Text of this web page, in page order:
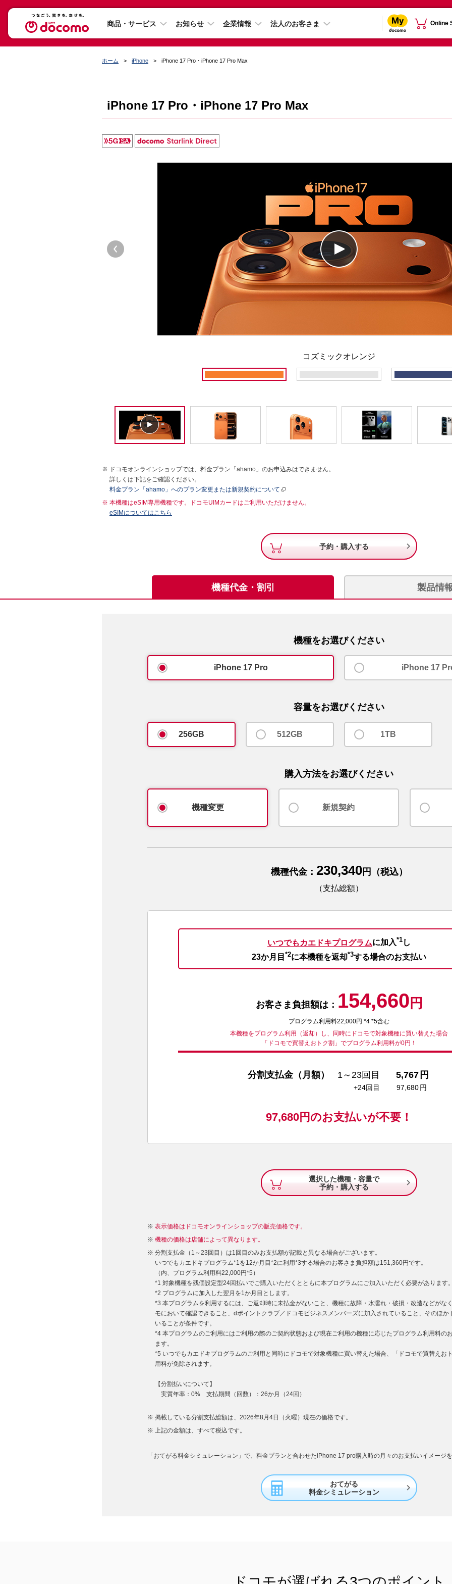
商品・サービス お知らせ 企業情報 法人のお客さま Online
ホーム iPhone iPhone 17 Pro・iPhone 17 Pro Max
iPhone 17 Pro・iPhone 17 Pro Max
コズミックオレンジ
ドコモオンラインショップでは、料金プラン「ahamo」のお申込みはできません。
詳しくは下記をご確認ください。
料金プラン「ahamo」へのプラン変更または新規契約について
本機種はeSIM専用機種です。ドコモUIMカードはご利用いただけません。
eSIMについてはこちら
予約・購入する 
機種代金・割引 製品情
機種をお選びください
iPhone 17 Pro iPhone 17
容量をお選びください
256GB 512GB 1TB
購入方法をお選びください
機種変更 新規契約
機種代金： 230,340円（税込）
（支払総額）
いつでもカエドキプログラムに加入*1 し
23か月目 *2に本機種を返却*3する場合のお支払い
お客さま負担額は： 154,660 円
プログラム利用料22,000円 *4 *5含む
本機種をプログラム利用（返却）し、同時にドコモで対象機種に買い替えた場合
「ドコモで買替えおトク割」でプログラム利用料が0円！
分割支払金（月額） 1～23回目 5,767 円
+24回目 97,680 円
97,680円のお支払いが不要！
選択した機種・容量で
予約・購入する

表示価格はドコモオンラインショップの販売価格です。
機種の価格は店舗によって異なります。
分割支払金（1～23回目）は1回目のみお支払額が記載と異なる場合がございます。
いつでもカエドキプログラム*1を12か月目*2に利用*3する場合のお客さま負担額は151,360円です。
（内、プログラム利用料22,000円*5）
*1 対象機種を残価設定型24回払いでご購入いただくとともに本プログラムにご加入いただく必要があります。
*2 プログラムに加入した翌月を1か月目とします。
*3 本プログラムを利用するには、ご返却時に未払金がないこと、機種に故障・水濡れ・破損・改造などがな
モにおいて確認できること、dポイントクラブ／ドコモビジネスメンバーズに加入されていること、そのほか
いることが条件です。
*4 本プログラムのご利用にはご利用の際のご契約状態および現在ご利用の機種に応じたプログラム利用料の
ます。
*5 いつでもカエドキプログラムのご利用と同時にドコモで対象機種に買い替えた場合、「ドコモで買替えお
用料が免除されます。
【分割払いについて】
実質年率：0% 支払期間（回数）：26か月（24回）
掲載している分割支払総額は、2026年8月4日（火曜）現在の価格です。
上記の金額は、すべて税込です。
「おてがる料金シミュレーション」で、料金プランと合わせたiPhone 17 pro購入時の月々のお支払いイメージ
おてがる
料金シミュレーション
